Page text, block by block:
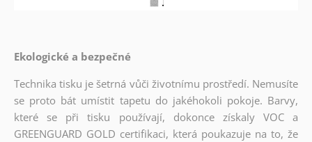
Ekologické a bezpečné
Technika tisku je šetrná vůči životnímu prostředí. Nemusíte
se proto bát umístit tapetu do jakéhokoli pokoje. Barvy,
které se při tisku používají, dokonce získaly VOC a
GREENGUARD GOLD certifikaci, která poukazuje na to, že